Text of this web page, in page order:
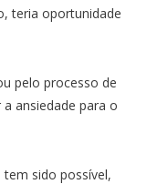
teria oportunidade
pelo processo de
ansiedade para o
sido possível,